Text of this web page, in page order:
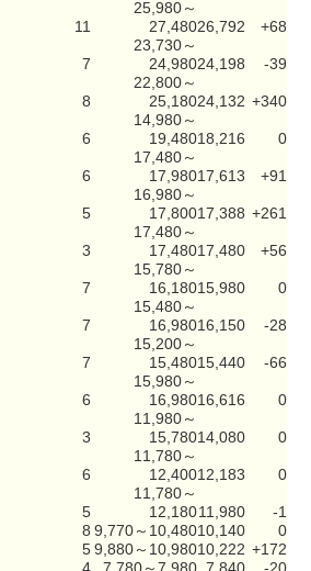
11
25,980～
27,48026,792 +68
7
23,730～
24,98024,198 -39
8
22,800～
25,18024,132 +340
6
14,980～
19,48018,216 0
6
17,480～
17,98017,613 +91
5
16,980～
17,80017,388 +261
3
17,480～
17,48017,480 +56
7
15,780～
16,18015,980 0
7
15,480～
16,98016,150 -28
7
15,200～
15,48015,440 -66
6
15,980～
16,98016,616 0
3
11,980～
15,78014,080 0
6
11,780～
12,40012,183 0
5
11,780～
12,18011,980
-1
8 9,770～10,48010,140
0
5 9,880～10,98010,222 +172